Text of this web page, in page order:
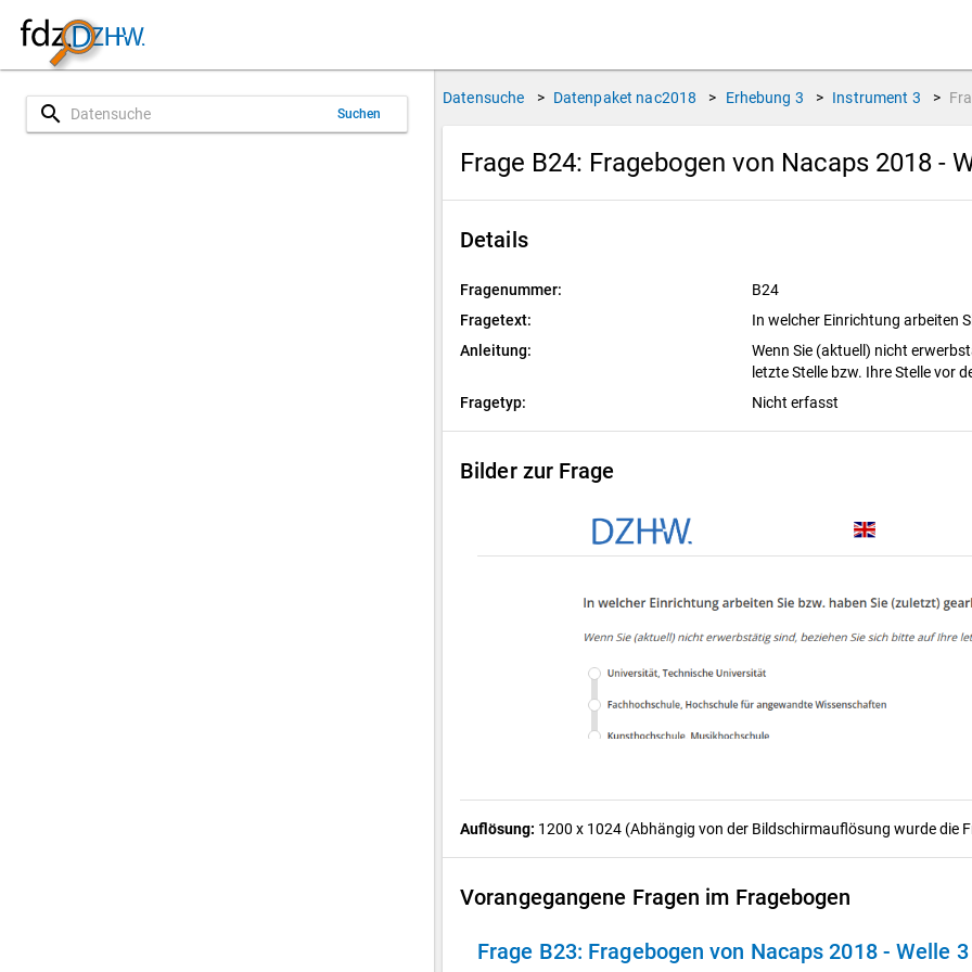
search Suchen
Datensuche > Datenpaket nac2018 > Erhebung 3 > Instrument 3 >
Frage B24: Fragebogen von Nacaps 2018 -
Details
Fragenummer:
B24
Fragetext:
In welcher Einrichtung arbeiten
Anleitung:
Wenn Sie (aktuell) nicht
letzte Stelle bzw. Ihre Stelle vor
Fragetyp:
Nicht erfasst
Bilder zur Frage
Auflösung: 1200 x 1024 (Abhängig von der Bildschirmauflösung wurde die
Vorangegangene Fragen im Fragebogen
Frage B23: Fragebogen von Nacaps 2018 - Welle 3